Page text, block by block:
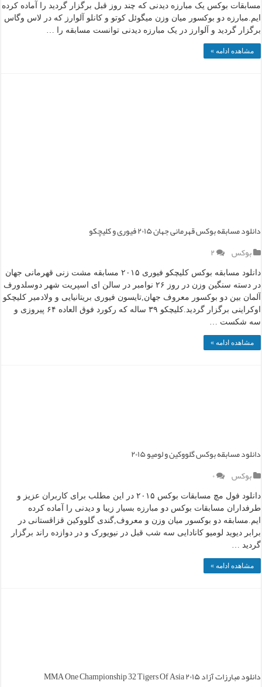
مسابقات بوکس یک مبارزه دیدنی که چند روز قبل برگزار گردید را آماده کرده
ایم.مبارزه دو بوکسور میان وزن میگوئل کوتو و کانلو آلوارز که در لاس وگاس
برگزار گردید و آلوارز در یک مبارزه دیدنی توانست مسابقه را …
مشاهده ادامه »
دانلود مسابقه بوکس قهرمانی جهان ۲۰۱۵ فیوری و کلیچکو
بوکس
۲
دانلود مسابقه بوکس کلیچکو فیوری ۲۰۱۵ مسابقه مشت زنی قهرمانی جهان
در دسته سنگین وزن در روز ۲۶ نوامبر در سالن ای اسپریت شهر دوسلدورف
آلمان بین دو بوکسور معروف جهان,تایسون فیوری بریتانیایی و ولادمیر کلیچکو
اوکراینی برگزار گردید.کلیچکو ۳۹ ساله که رکورد فوق العاده ۶۴ پیروزی و
سه شکست …
مشاهده ادامه »
دانلود مسابقه بوکس گلووکین و لومیو ۲۰۱۵
بوکس
۰
دانلود فول مچ مسابقات بوکس ۲۰۱۵ در این مطلب برای کاربران عزیز و
طرفداران مسابقات بوکس دو مبارزه بسیار زیبا و دیدنی را آماده کرده
ایم.مسابقه دو بوکسور میان وزن و معروف,گندی گلووکین قزاقستانی در
برابر دیوید لومیو کانادایی سه شب قبل در نیویورک و در دوازده راند برگزار
گردید …
مشاهده ادامه »
دانلود مبارزات آزاد ۲۰۱۵ MMA One Championship 32 Tigers Of Asia